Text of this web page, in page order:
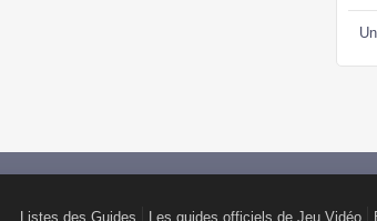
Listes des Guides Les guides officiels de Jeu Vidéo